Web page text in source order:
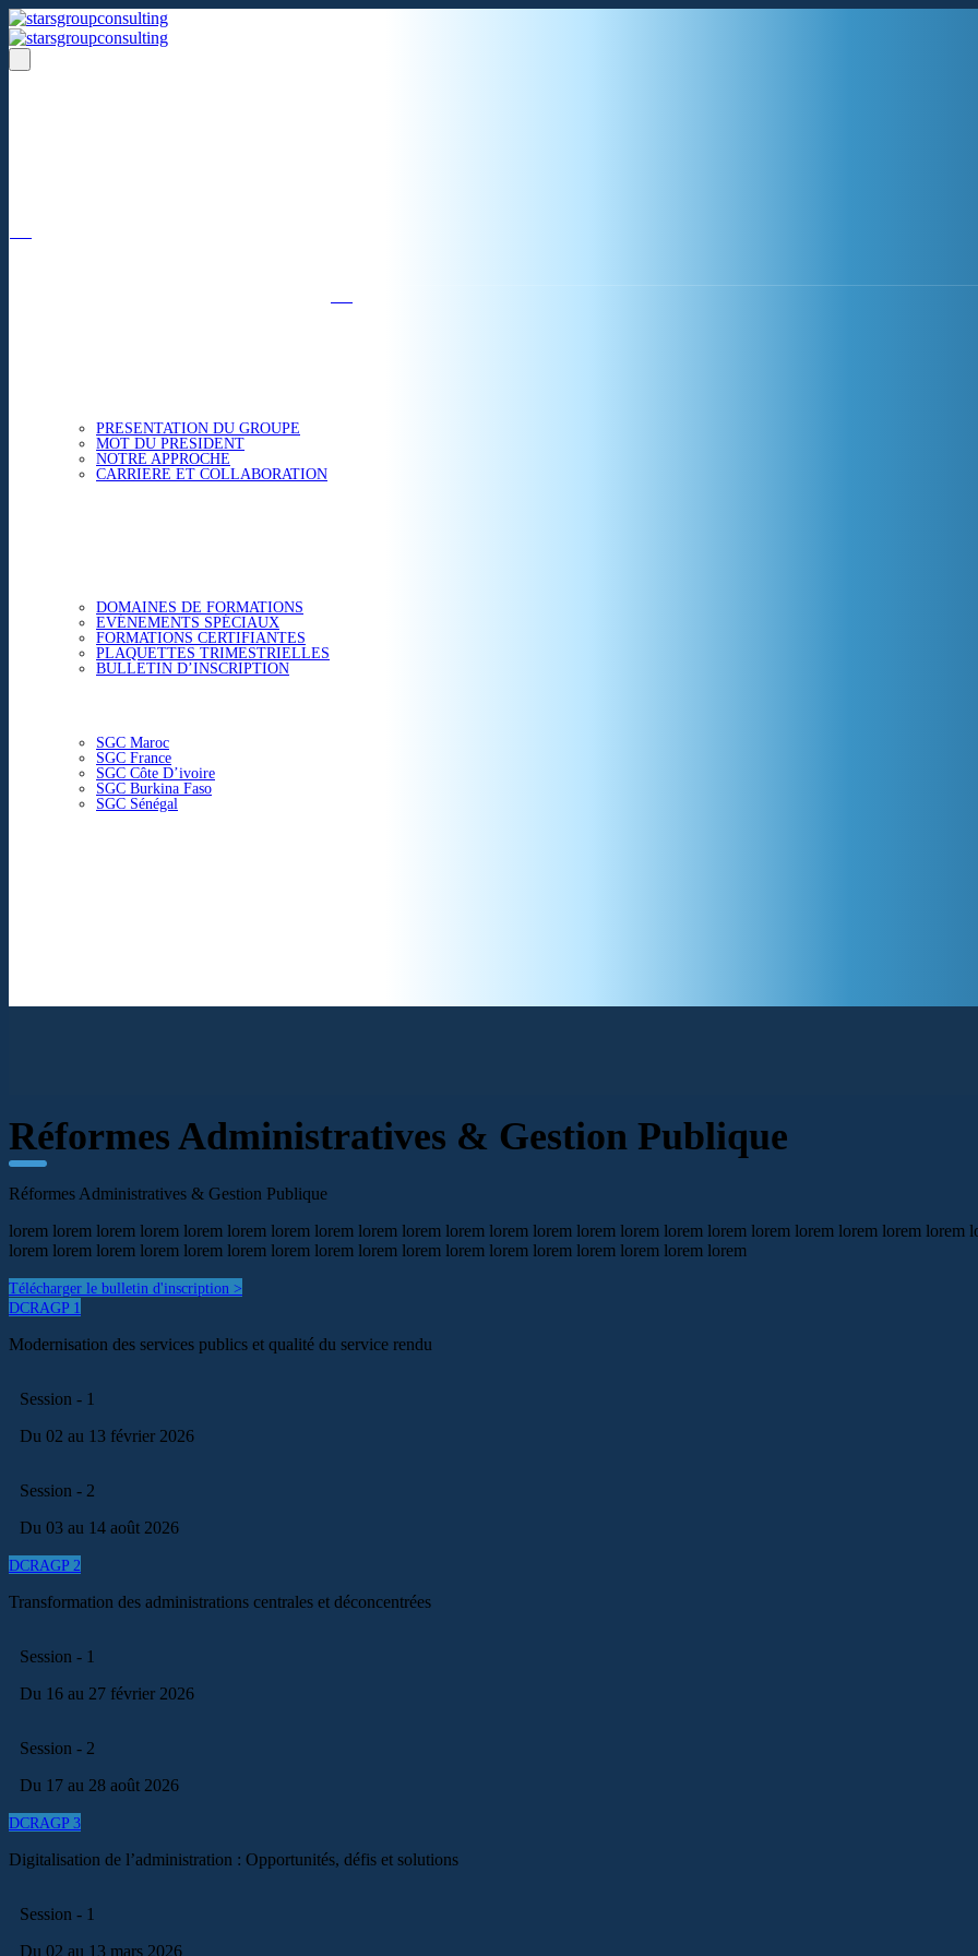
PRESENTATION DU GROUPE
MOT DU PRESIDENT
NOTRE APPROCHE
CARRIERE ET COLLABORATION
DOMAINES DE FORMATIONS
EVÉNEMENTS SPÉCIAUX
FORMATIONS CERTIFIANTES
PLAQUETTES TRIMESTRIELLES
BULLETIN D’INSCRIPTION
SGC Maroc
SGC France
SGC Côte D’ivoire
SGC Burkina Faso
SGC Sénégal
Réformes Administratives & Gestion Publique
Réformes Administratives & Gestion Publique
lorem lorem lorem lorem lorem lorem lorem lorem lorem lorem lorem lorem lorem lorem lorem lorem lorem lorem lorem lorem lorem
lorem lorem lorem lorem lorem lorem lorem lorem lorem lorem lorem lorem lorem lorem lorem lorem lorem
Télécharger le bulletin d'inscription >
DCRAGP 1
Modernisation des services publics et qualité du service rendu
Session - 1
Du 02 au 13 février 2026
Session - 2
Du 03 au 14 août 2026
DCRAGP 2
Transformation des administrations centrales et déconcentrées
Session - 1
Du 16 au 27 février 2026
Session - 2
Du 17 au 28 août 2026
DCRAGP 3
Digitalisation de l’administration : Opportunités, défis et solutions
Session - 1
Du 02 au 13 mars 2026